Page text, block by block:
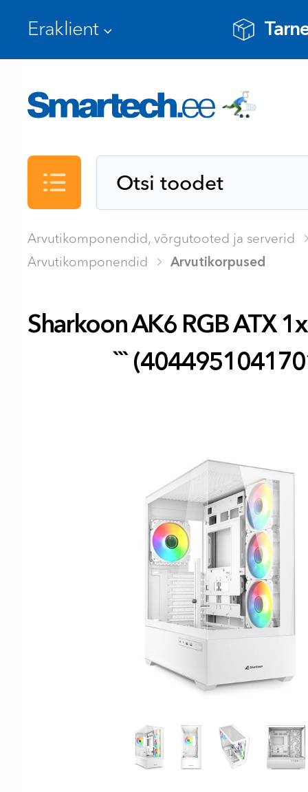
Kataloog
Arvutikomponendid, võrgutooted ja serverid
Arvutikomponendid
Arvutikorpused
Sharkoon AK6 RGB ATX
```